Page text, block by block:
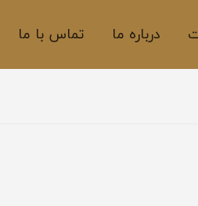
درباره ما تماس با ما